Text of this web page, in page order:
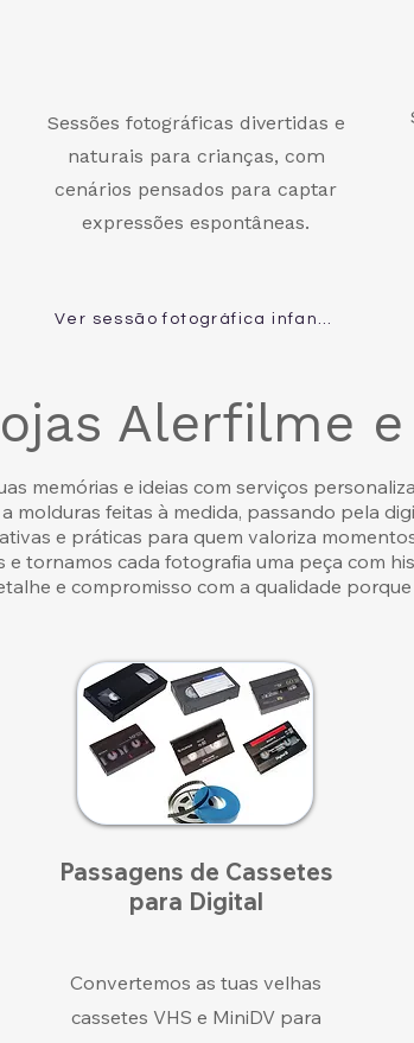
Sessões fotográficas divertidas e
naturais para crianças, com
cenários pensados para captar
expressões espontâneas.
Ver sessão fotográfica infantil
Alerfilme
memórias e ideias com serviços
molduras feitas à medida, passando pela
e práticas para quem valoriza
e tornamos cada fotografia uma peça com
e compromisso com a qualidade
Passagens de Cassetes
para Digital
Convertemos as tuas velhas
cassetes VHS e MiniDV para